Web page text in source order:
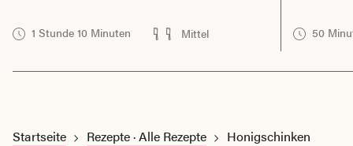
1 Stunde 10 Minuten Mittel 50
Startseite Rezepte · Alle Rezepte Honigschinken